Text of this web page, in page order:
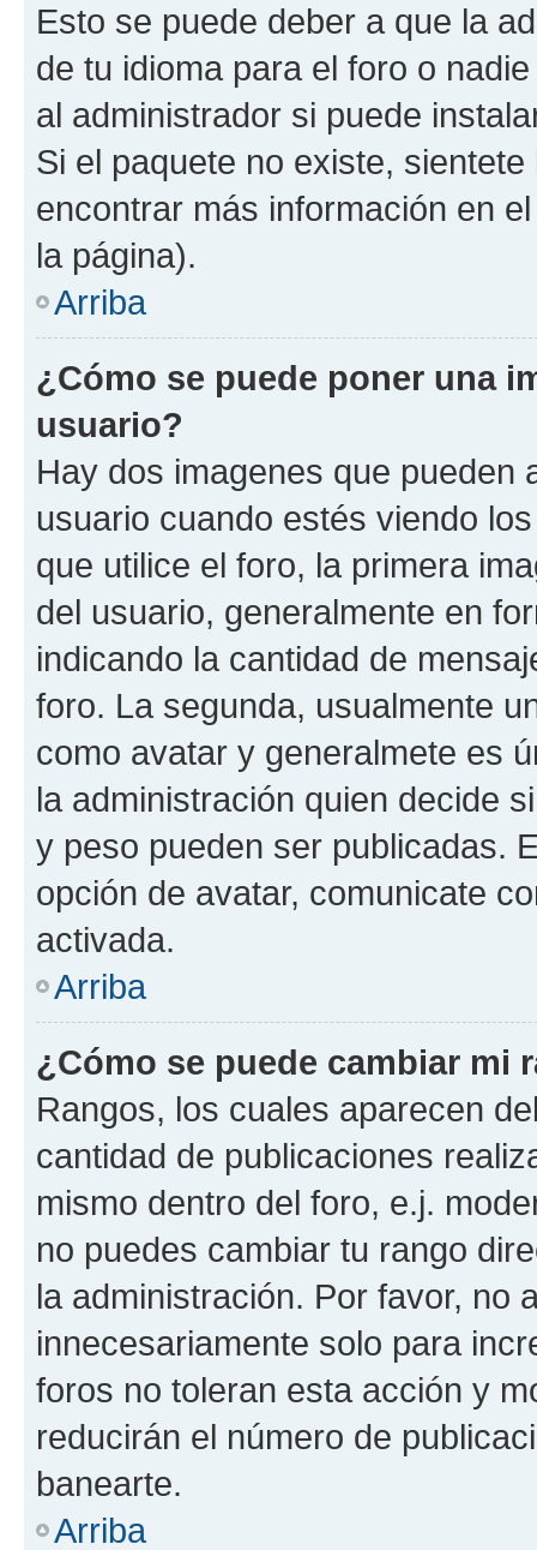
Esto se puede deber a que la
de tu idioma para el foro o
al administrador si puede
Si el paquete no existe,
encontrar más información en
la página).
Arriba
¿Cómo se puede poner una
usuario?
Hay dos imagenes que pueden
usuario cuando estés viendo
que utilice el foro, la primera
del usuario, generalmente en
indicando la cantidad de
foro. La segunda, usualmente
como avatar y generalmete es
la administración quien decide
y peso pueden ser publicadas.
opción de avatar, comunicate
activada.
Arriba
¿Cómo se puede cambiar mi
Rangos, los cuales aparecen
cantidad de publicaciones
mismo dentro del foro, e.j.
no puedes cambiar tu rango
la administración. Por favor, no
innecesariamente solo para
foros no toleran esta acción y
reducirán el número de
banearte.
Arriba